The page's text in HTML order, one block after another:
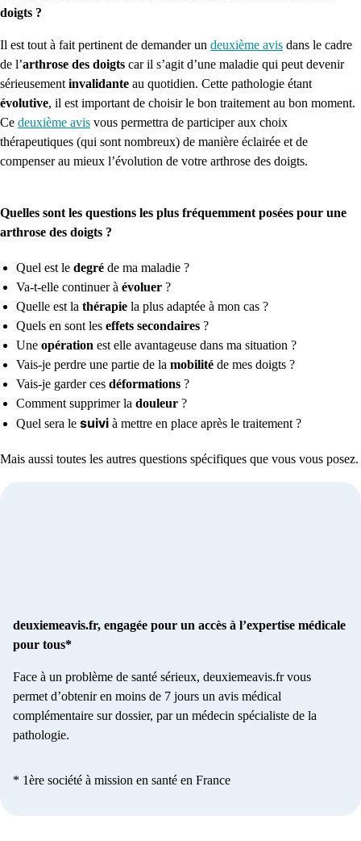
doigts ?
Il est tout à fait pertinent de demander un deuxième avis dans le cadre
de l’arthrose des doigts car il s’agit d’une maladie qui peut devenir
sérieusement invalidante au quotidien. Cette pathologie étant
évolutive, il est important de choisir le bon traitement au bon moment.
Ce deuxième avis vous permettra de participer aux choix
thérapeutiques (qui sont nombreux) de manière éclairée et de
compenser au mieux l’évolution de votre arthrose des doigts.
Quelles sont les questions les plus fréquemment posées pour une
arthrose des doigts ?
Quel est le degré de ma maladie ?
Va-t-elle continuer à évoluer ?
Quelle est la thérapie la plus adaptée à mon cas ?
Quels en sont les effets secondaires ?
Une opération est elle avantageuse dans ma situation ?
Vais-je perdre une partie de la mobilité de mes doigts ?
Vais-je garder ces déformations ?
Comment supprimer la douleur ?
Quel sera le suivi à mettre en place après le traitement ?
Mais aussi toutes les autres questions spécifiques que vous vous posez.
deuxiemeavis.fr, engagée pour un accès à l’expertise médicale
pour tous*
Face à un problème de santé sérieux, deuxiemeavis.fr vous
permet d’obtenir en moins de 7 jours un avis médical
complémentaire sur dossier, par un médecin spécialiste de la
pathologie.
* 1ère société à mission en santé en France